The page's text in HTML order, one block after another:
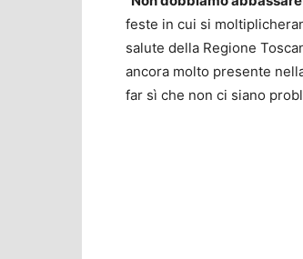
feste in cui si
salute della Regione
ancora molto presente
far sì che non ci siano